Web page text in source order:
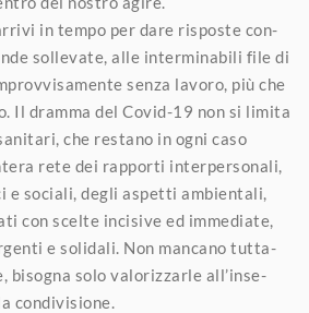
in tempo per dare risposte con-
sollevate, alle interminabili file di
senza lavoro, più che
Il dramma del Covid-19 non si limita
che restano in ogni caso
rete dei rapporti interpersonali,
e sociali, degli aspetti ambientali,
con scelte incisive ed immediate,
e solidali. Non mancano tutta-
bisogna solo valorizzarle all’inse-
condivisione.